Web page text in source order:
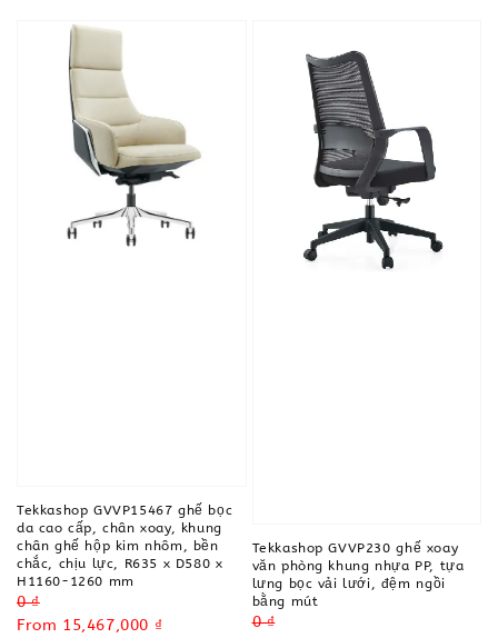
Tekkashop GVVP15467 ghế bọc
da cao cấp, chân xoay, khung
chân ghế hộp kim nhôm, bền
chắc, chịu lực, R635 x D580 x
H1160-1260 mm
Regular
price
0 ₫
Sale
From 15,467,000 ₫
Tekkashop GVVP230 ghế xoay
văn phòng khung nhựa PP, tựa
lưng bọc vải lưới, đệm ngồi
bằng mút
Regular
0 ₫